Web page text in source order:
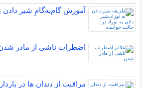
آموزش گام‌به‌گامِ شیر دادن
اضطراب ناشی از مادر
مراقبت از دندان‌ ها در